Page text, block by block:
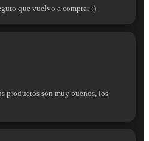
que vuelvo a comprar :)
productos son muy buenos, los